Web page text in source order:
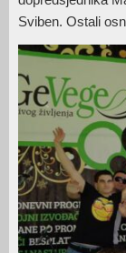
Sviben. Ostali